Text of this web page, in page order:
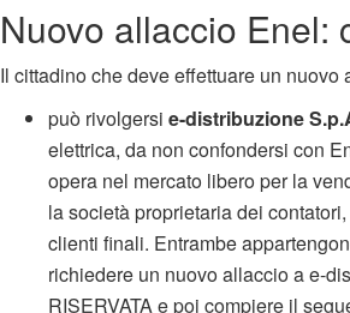
Nuovo allaccio Enel:
Il cittadino che deve effettuare un nuovo
può rivolgersi e-distribuzione
elettrica, da non confondersi con
opera nel mercato libero per la
la società proprietaria dei
clienti finali. Entrambe
richiedere un nuovo allaccio a e-
RISERVATA e poi compiere il